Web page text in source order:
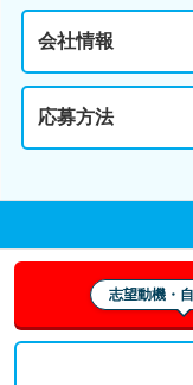
会社情報
応募方法
志望動機・